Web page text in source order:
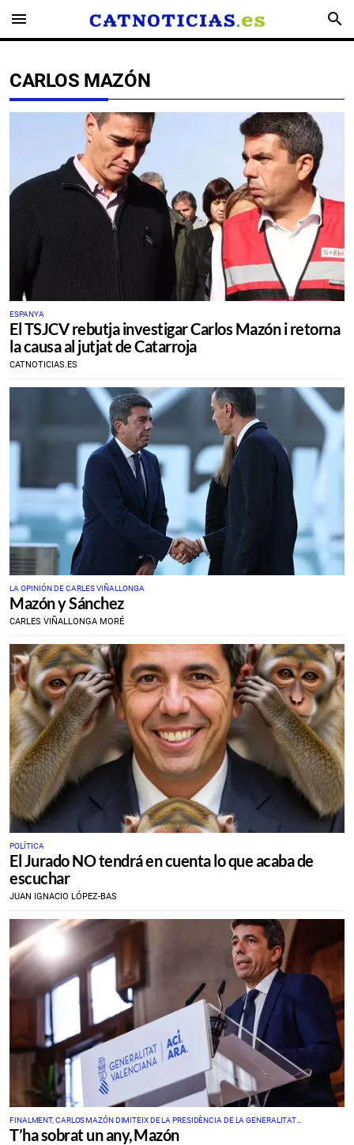
menu search
CARLOS MAZÓN
ESPANYA
El TSJCV rebutja investigar Carlos Mazón i retorna
la causa al jutjat de Catarroja
CATNOTICIAS.ES
LA OPINIÓN DE CARLES VIÑALLONGA
Mazón y Sánchez
CARLES VIÑALLONGA MORÉ
POLÍTICA
El Jurado NO tendrá en cuenta lo que acaba de
escuchar
JUAN IGNACIO LÓPEZ-BAS
FINALMENT, CARLOS MAZÓN DIMITEIX DE LA PRESIDÈNCIA DE LA GENERALITAT
VALENCIANA, TOT I QUE NO DEIXARÀ EL SEU CÀRREC
T’ha sobrat un any, Mazón